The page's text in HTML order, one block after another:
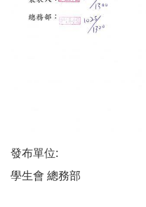
發布單位:
學生會 總務部